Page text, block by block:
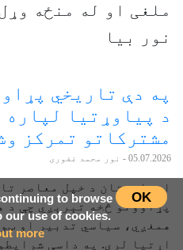
ملغی او له منځه
نور بیا
په دې تاریخي
د پیاوړتیا لپاره
مشترکاتو تمرکز
05.07.2026 - نور محمد غفوری
افغانستان د خپل معاصر
پړاوونو څخه تېرېږي چې د
همغږي، سیاسي تدبیر او
اړتیا لري. په داسې
OK
to browse
our use of cookies.
more